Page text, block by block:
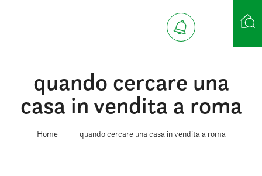
quando cercare una
casa in vendita a roma
Home quando cercare una casa in vendita a roma